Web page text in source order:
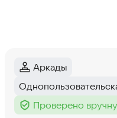
Категория:
Аркады
Тег:
Тег :
Проверено